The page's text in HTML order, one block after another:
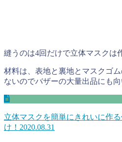
縫うのは4回だけで立体マスクは
材料は、表地と裏地とマスクゴ
ないのでバザーの大量出品にも向
立体マスクを簡単にきれいに作
け！ 2020.08.31